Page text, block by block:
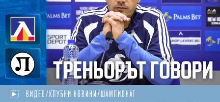
ВИДЕО/КЛУБНИ НОВИНИ/ШАМПИОНАТ